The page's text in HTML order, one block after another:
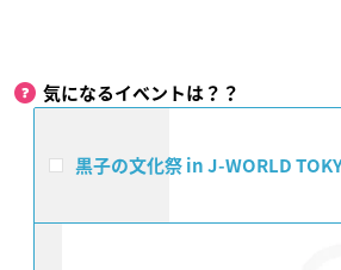
気になるイベントは？？
黒子の文化祭 in J-WORLD